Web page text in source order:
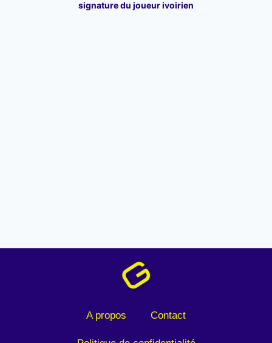
signature du joueur ivoirien
A propos Contact